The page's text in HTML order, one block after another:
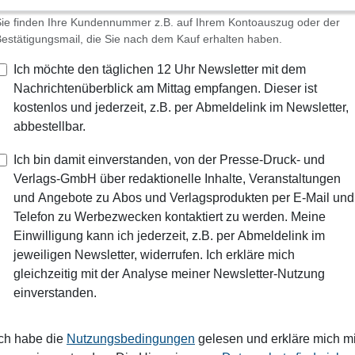
finden Ihre Kundennummer z.B. auf Ihrem Kontoauszug oder der
die Sie nach dem Kauf erhalten haben.
Ich möchte den täglichen 12 Uhr Newsletter mit dem
Nachrichtenüberblick am Mittag empfangen. Dieser ist
kostenlos und jederzeit, z.B. per Abmeldelink im Newsletter,
abbestellbar.
Ich bin damit einverstanden, von der Presse-Druck- und
Verlags-GmbH über redaktionelle Inhalte, Veranstaltungen
und Angebote zu Abos und Verlagsprodukten per E-Mail und
Telefon zu Werbezwecken kontaktiert zu werden. Meine
Einwilligung kann ich jederzeit, z.B. per Abmeldelink im
jeweiligen Newsletter, widerrufen. Ich erkläre mich
gleichzeitig mit der Analyse meiner Newsletter-Nutzung
einverstanden.
habe die Nutzungsbedingungen gelesen und erkläre mich